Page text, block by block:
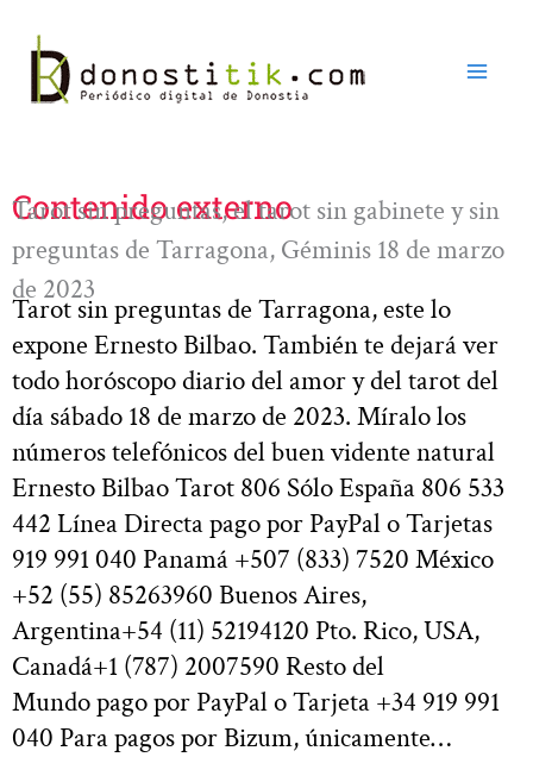
contenido
Contenido externo
Tarot sin preguntas, el tarot sin gabinete y sin
preguntas de Tarragona, Géminis 18 de marzo
de 2023
Tarot sin preguntas de Tarragona, este lo
expone Ernesto Bilbao. También te dejará ver
todo horóscopo diario del amor y del tarot del
día sábado 18 de marzo de 2023. Míralo los
números telefónicos del buen vidente natural
Ernesto Bilbao Tarot 806 Sólo España 806 533
442 Línea Directa pago por PayPal o Tarjetas
919 991 040 Panamá +507 (833) 7520 México
+52 (55) 85263960 Buenos Aires,
Argentina+54 (11) 52194120 Pto. Rico, USA,
Canadá+1 (787) 2007590 Resto del
Mundo pago por PayPal o Tarjeta +34 919 991
040 Para pagos por Bizum, únicamente…